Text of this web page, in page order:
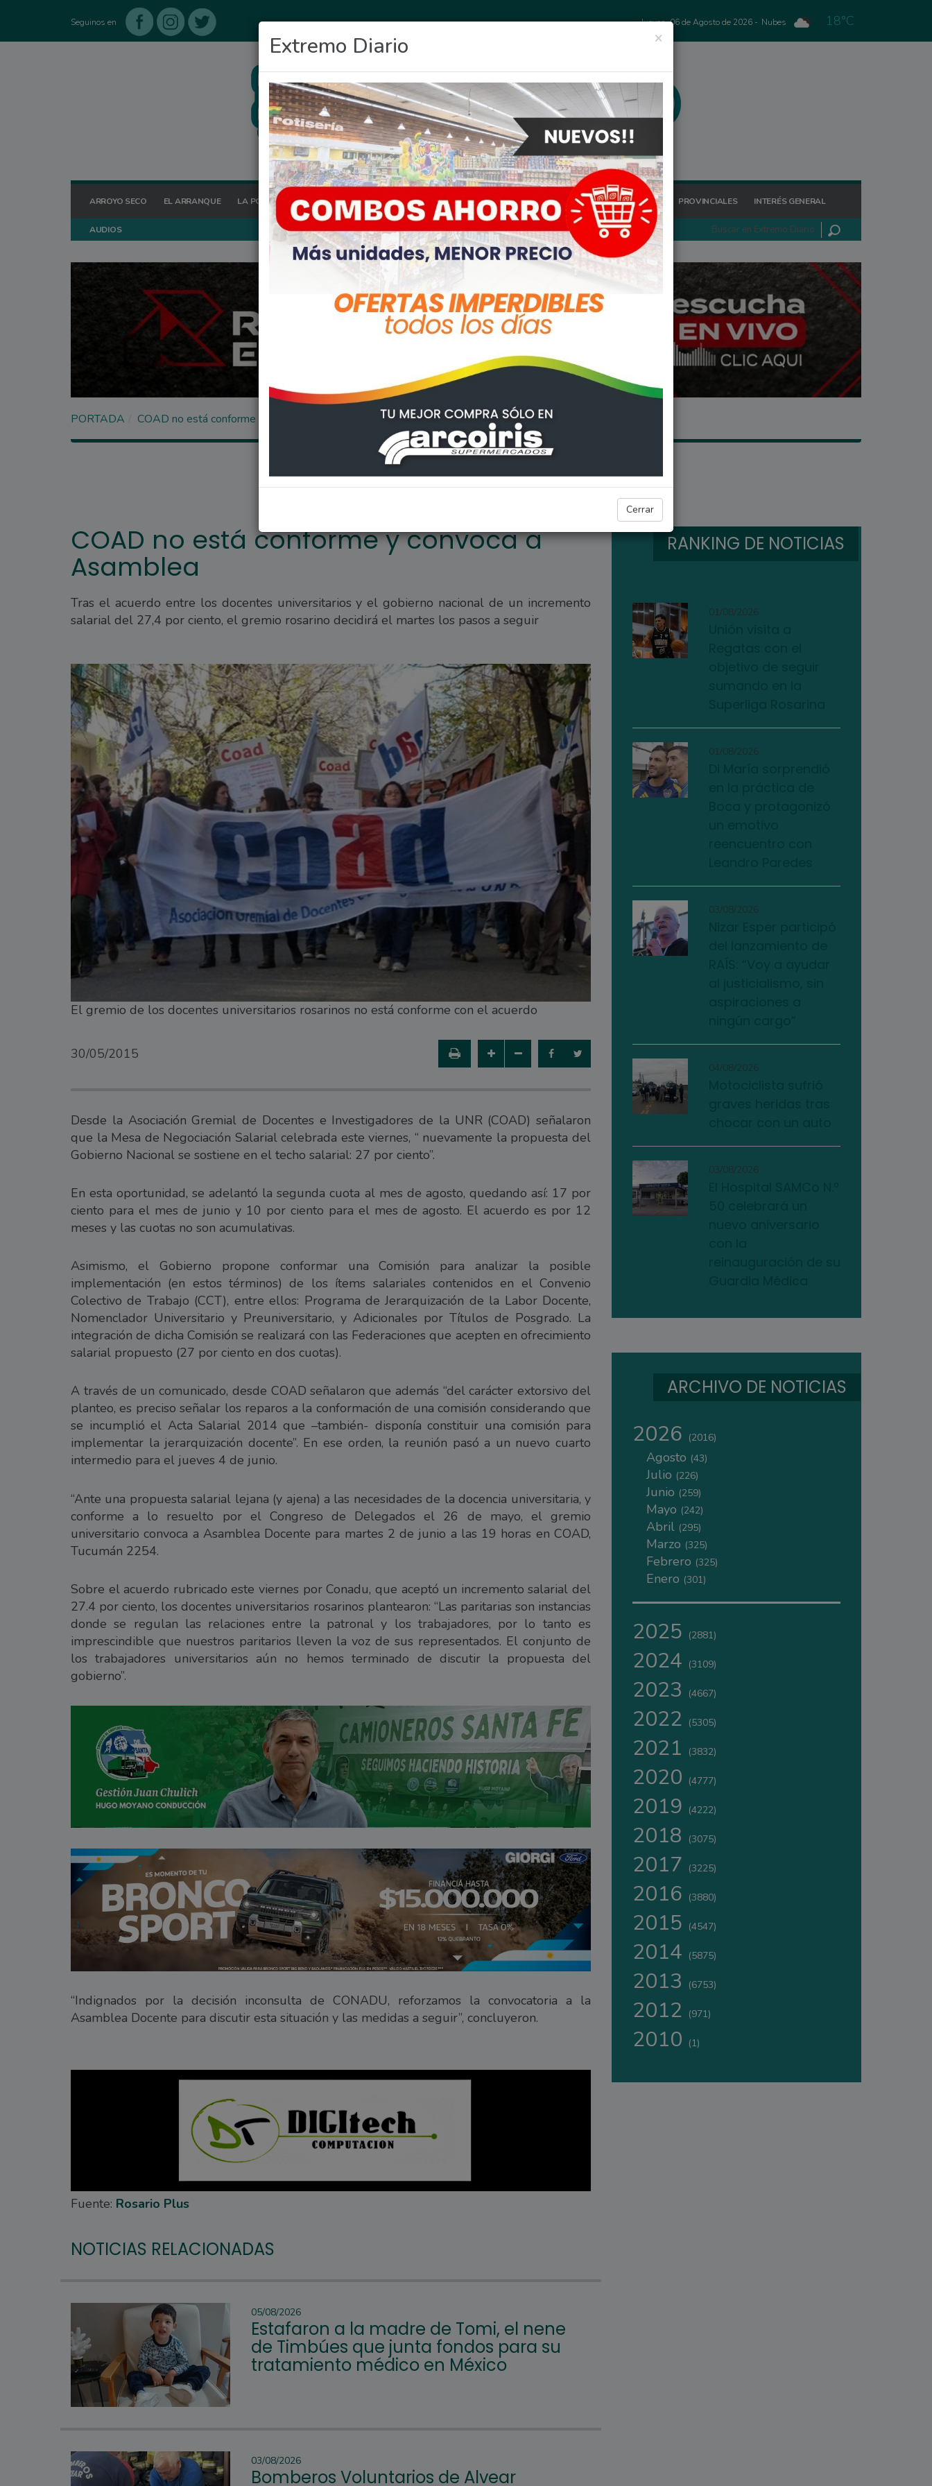
Seguinos en Jueves, 06 de Agosto de 2026 - Nubes 18°C
ARROYO SECO EL ARRANQUE LA POSTA HOY OCIO DEPORTES FIGHIERA GENERAL LAGOS POLICIALES REGIONALES PROVINCIALES INTERÉS GENERAL
AUDIOS
×
Extremo Diario
Cerrar
PORTADA COAD no está conforme y convoca a Asamblea
REGIONALES
COAD no está conforme y convoca a
Asamblea
Tras el acuerdo entre los docentes universitarios y el gobierno nacional de un incremento
salarial del 27,4 por ciento, el gremio rosarino decidirá el martes los pasos a seguir
El gremio de los docentes universitarios rosarinos no está conforme con el acuerdo
30/05/2015
Desde la Asociación Gremial de Docentes e Investigadores de la UNR (COAD) señalaron
que la Mesa de Negociación Salarial celebrada este viernes, “ nuevamente la propuesta del
Gobierno Nacional se sostiene en el techo salarial: 27 por ciento”.
En esta oportunidad, se adelantó la segunda cuota al mes de agosto, quedando así: 17 por
ciento para el mes de junio y 10 por ciento para el mes de agosto. El acuerdo es por 12
meses y las cuotas no son acumulativas.
Asimismo, el Gobierno propone conformar una Comisión para analizar la posible
implementación (en estos términos) de los ítems salariales contenidos en el Convenio
Colectivo de Trabajo (CCT), entre ellos: Programa de Jerarquización de la Labor Docente,
Nomenclador Universitario y Preuniversitario, y Adicionales por Títulos de Posgrado. La
integración de dicha Comisión se realizará con las Federaciones que acepten en ofrecimiento
salarial propuesto (27 por ciento en dos cuotas).
A través de un comunicado, desde COAD señalaron que además “del carácter extorsivo del
planteo, es preciso señalar los reparos a la conformación de una comisión considerando que
se incumplió el Acta Salarial 2014 que –también- disponía constituir una comisión para
implementar la jerarquización docente”. En ese orden, la reunión pasó a un nuevo cuarto
intermedio para el jueves 4 de junio.
“Ante una propuesta salarial lejana (y ajena) a las necesidades de la docencia universitaria, y
conforme a lo resuelto por el Congreso de Delegados el 26 de mayo, el gremio
universitario convoca a Asamblea Docente para martes 2 de junio a las 19 horas en COAD,
Tucumán 2254.
Sobre el acuerdo rubricado este viernes por Conadu, que aceptó un incremento salarial del
27.4 por ciento, los docentes universitarios rosarinos plantearon: “Las paritarias son instancias
donde se regulan las relaciones entre la patronal y los trabajadores, por lo tanto es
imprescindible que nuestros paritarios lleven la voz de sus representados. El conjunto de
los trabajadores universitarios aún no hemos terminado de discutir la propuesta del
gobierno”.
“Indignados por la decisión inconsulta de CONADU, reforzamos la convocatoria a la
Asamblea Docente para discutir esta situación y las medidas a seguir”, concluyeron.
Fuente: Rosario Plus
NOTICIAS RELACIONADAS
05/08/2026
Estafaron a la madre de Tomi, el nene
de Timbúes que junta fondos para su
tratamiento médico en México
03/08/2026
Bomberos Voluntarios de Alvear
RANKING DE NOTICIAS
01/08/2026
01/08/2026
03/08/2026
04/08/2026
03/08/2026
ARCHIVO DE NOTICIAS
2026 (2016)
Agosto (43)
Julio (226)
Junio (259)
Mayo (242)
Abril (295)
Marzo (325)
Febrero (325)
Enero (301)
2025 (2881)
2024 (3109)
2023 (4667)
2022 (5305)
2021 (3832)
2020 (4777)
2019 (4222)
2018 (3075)
2017 (3225)
2016 (3880)
2015 (4547)
2014 (5875)
2013 (6753)
2012 (971)
2010 (1)